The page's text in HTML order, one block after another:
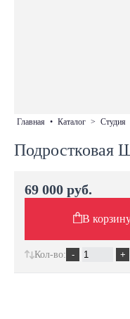
главная • каталог > студия
Подростковая
69 000 руб.
В
Кол-во: